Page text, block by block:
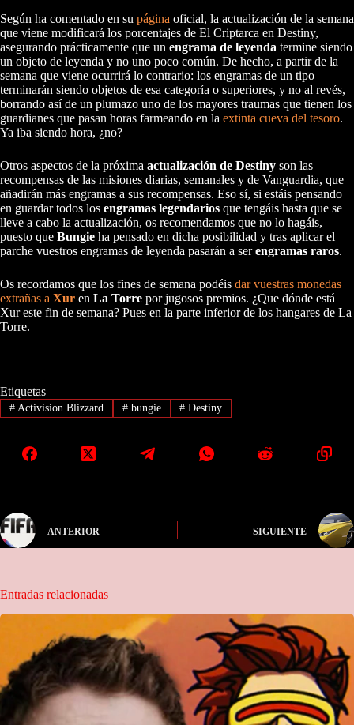
Según ha comentado en su página oficial, la actualización de la semana
que viene modificará los porcentajes de El Criptarca en Destiny,
asegurando prácticamente que un engrama de leyenda termine siendo
un objeto de leyenda y no uno poco común. De hecho, a partir de la
semana que viene ocurrirá lo contrario: los engramas de un tipo
terminarán siendo objetos de esa categoría o superiores, y no al revés,
borrando así de un plumazo uno de los mayores traumas que tienen los
guardianes que pasan horas farmeando en la extinta cueva del tesoro.
Ya iba siendo hora, ¿no?
Otros aspectos de la próxima actualización de Destiny son las
recompensas de las misiones diarias, semanales y de Vanguardia, que
añadirán más engramas a sus recompensas. Eso sí, si estáis pensando
en guardar todos los engramas legendarios que tengáis hasta que se
lleve a cabo la actualización, os recomendamos que no lo hagáis,
puesto que Bungie ha pensado en dicha posibilidad y tras aplicar el
parche vuestros engramas de leyenda pasarán a serengramas raros.
Os recordamos que los fines de semana podéis dar vuestras monedas
extrañas a Xur en La Torre por jugosos premios. ¿Que dónde está
Xur este fin de semana? Pues en la parte inferior de los hangares de La
Torre.
Etiquetas
#Activision Blizzard #bungie # Destiny
ANTERIOR SIGUIENTE
Entradas relacionadas